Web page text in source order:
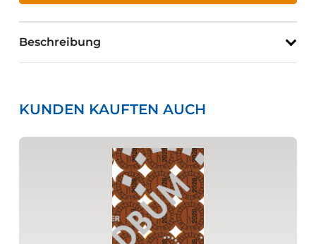
Beschreibung
KUNDEN KAUFTEN AUCH